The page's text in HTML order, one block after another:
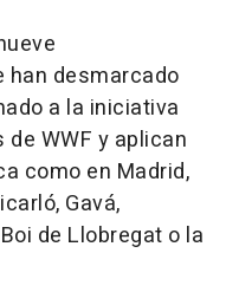
desmarcado
a la iniciativa
WWF y aplican
como en Madrid,
Gavá,
de Llobregat o la